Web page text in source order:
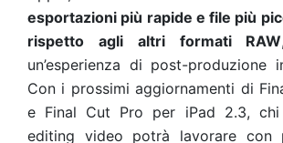
esportazioni più rapide e file più
rispetto agli altri formati RAW
un’esperienza di post-produzione
Con i prossimi aggiornamenti di
e Final Cut Pro per iPad 2.3,
editing video potrà lavorare con